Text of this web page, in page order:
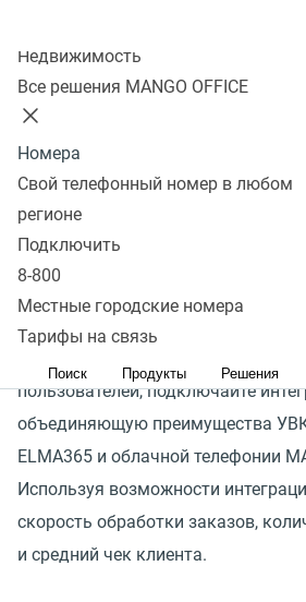
Недвижимость
Все решения MANGO OFFICE
Номера
Свой телефонный номер в любом
регионе
Подключить
8-800
Местные городские номера
Тарифы на связь
Поиск Продукты Решения
Телефония для
Формируйте максимально
у клиента в начале общения
Сейчас клиенты ожидают, что при
быстро ответит и будет в курсе
пользователей, подключайте
объединяющую преимущества
ELMA365 и облачной телефонии
Используя возможности
скорость обработки заказов,
и средний чек клиента.